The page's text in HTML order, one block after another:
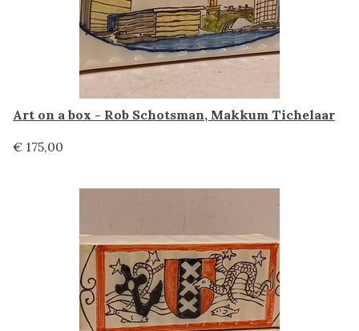
Art on a box - Rob Schotsman, Makkum Tichelaar
€ 175,00